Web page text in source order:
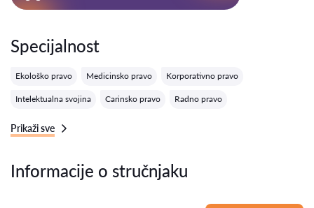
Specijalnost
Ekološko pravo Medicinsko pravo Korporativno pravo
Intelektualna svojina Carinsko pravo Radno pravo
Prikaži sve
Informacije o stručnjaku